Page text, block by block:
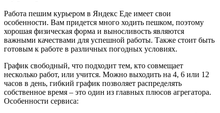
Работа пешим курьером в Яндекс Еде имеет свои
особенности. Вам придется много ходить пешком, поэтому
хорошая физическая форма и выносливость являются
важными качествами для успешной работы. Также стоит быть
готовым к работе в различных погодных условиях.
График свободный, что подходит тем, кто совмещает
несколько работ, или учится. Можно выходить на 4, 6 или 12
часов в день, гибкий график позволяет распределять
собственное время – это один из главных плюсов агрегатора.
Особенности сервиса: